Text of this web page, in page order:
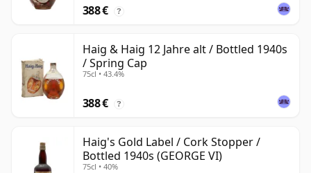
388 € ?
Haig & Haig 12 Jahre alt / Bottled 1940s
/ Spring Cap
75cl • 43.4%
388 € ?
Haig's Gold Label / Cork Stopper /
Bottled 1940s (GEORGE VI)
75cl • 40%